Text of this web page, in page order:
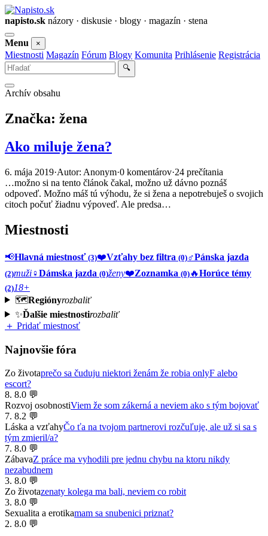
napisto.sk názory · diskusie · blogy · magazín · stena
Otvoriť
menu
Menu ×
Miestnosti Magazín Fórum Blogy Komunita Prihlásenie Registrácia
Vyhľadať
🔍
Archív obsahu
Značka: žena
Ako miluje žena?
6. mája 2019·Autor: Anonym·0 komentárov·24 prečítania
…možno si na tento článok čakal, možno už dávno poznáš
odpoveď. Možno máš tú výhodu, že si žena a nepotrebuješ o svojich
citoch počuť žiadnu výpoveď. Ale predsa…
Miestnosti
📢Hlavná miestnosť (3)❤️Vzťahy bez filtra (0)♂️Pánska jazda
(2)muži♀️Dámska jazda (0)ženy❤️Zoznamka (0) 🔥Horúce témy
(2)18+
🗺️Regiónyrozbaliť
✨Ďalšie miestnostirozbaliť
＋ Pridať miestnosť
Najnovšie fóra
Zo životaprečo sa čuduju niektori ženám že robia onlyF alebo
escort?
8. 8.0 💬
Rozvoj osobnostiViem že som zákerná a neviem ako s tým bojovať
7. 8.2 💬
Láska a vzťahyČo ťa na tvojom partnerovi rozčuľuje, ale už si sa s
tým zmieril/a?
7. 8.0 💬
ZábavaZ práce ma vyhodili pre jednu chybu na ktoru nikdy
nezabudnem
3. 8.0 💬
Zo životazenaty kolega ma bali, neviem co robit
3. 8.0 💬
Sexualita a erotikamam sa snubenici priznat?
2. 8.0 💬